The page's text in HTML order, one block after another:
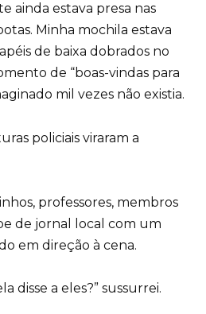
ainda estava presa nas
Minha mochila estava
de baixa dobrados no
de “boas-vindas para
mil vezes não existia.
policiais viraram a
professores, membros
de jornal local com um
em direção à cena.
disse a eles?” sussurrei.